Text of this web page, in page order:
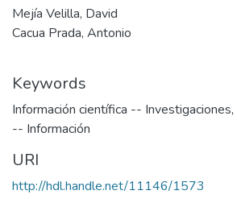
Mejía Velilla, David
Cacua Prada, Antonio
Keywords
Información científica -- Investigaciones,
-- Información
URI
http://hdl.handle.net/11146/1573